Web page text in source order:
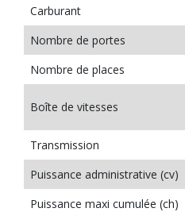
Carburant
Nombre de portes
Nombre de places
Boîte de vitesses
Transmission
Puissance administrative (cv)
Puissance maxi cumulée (ch)